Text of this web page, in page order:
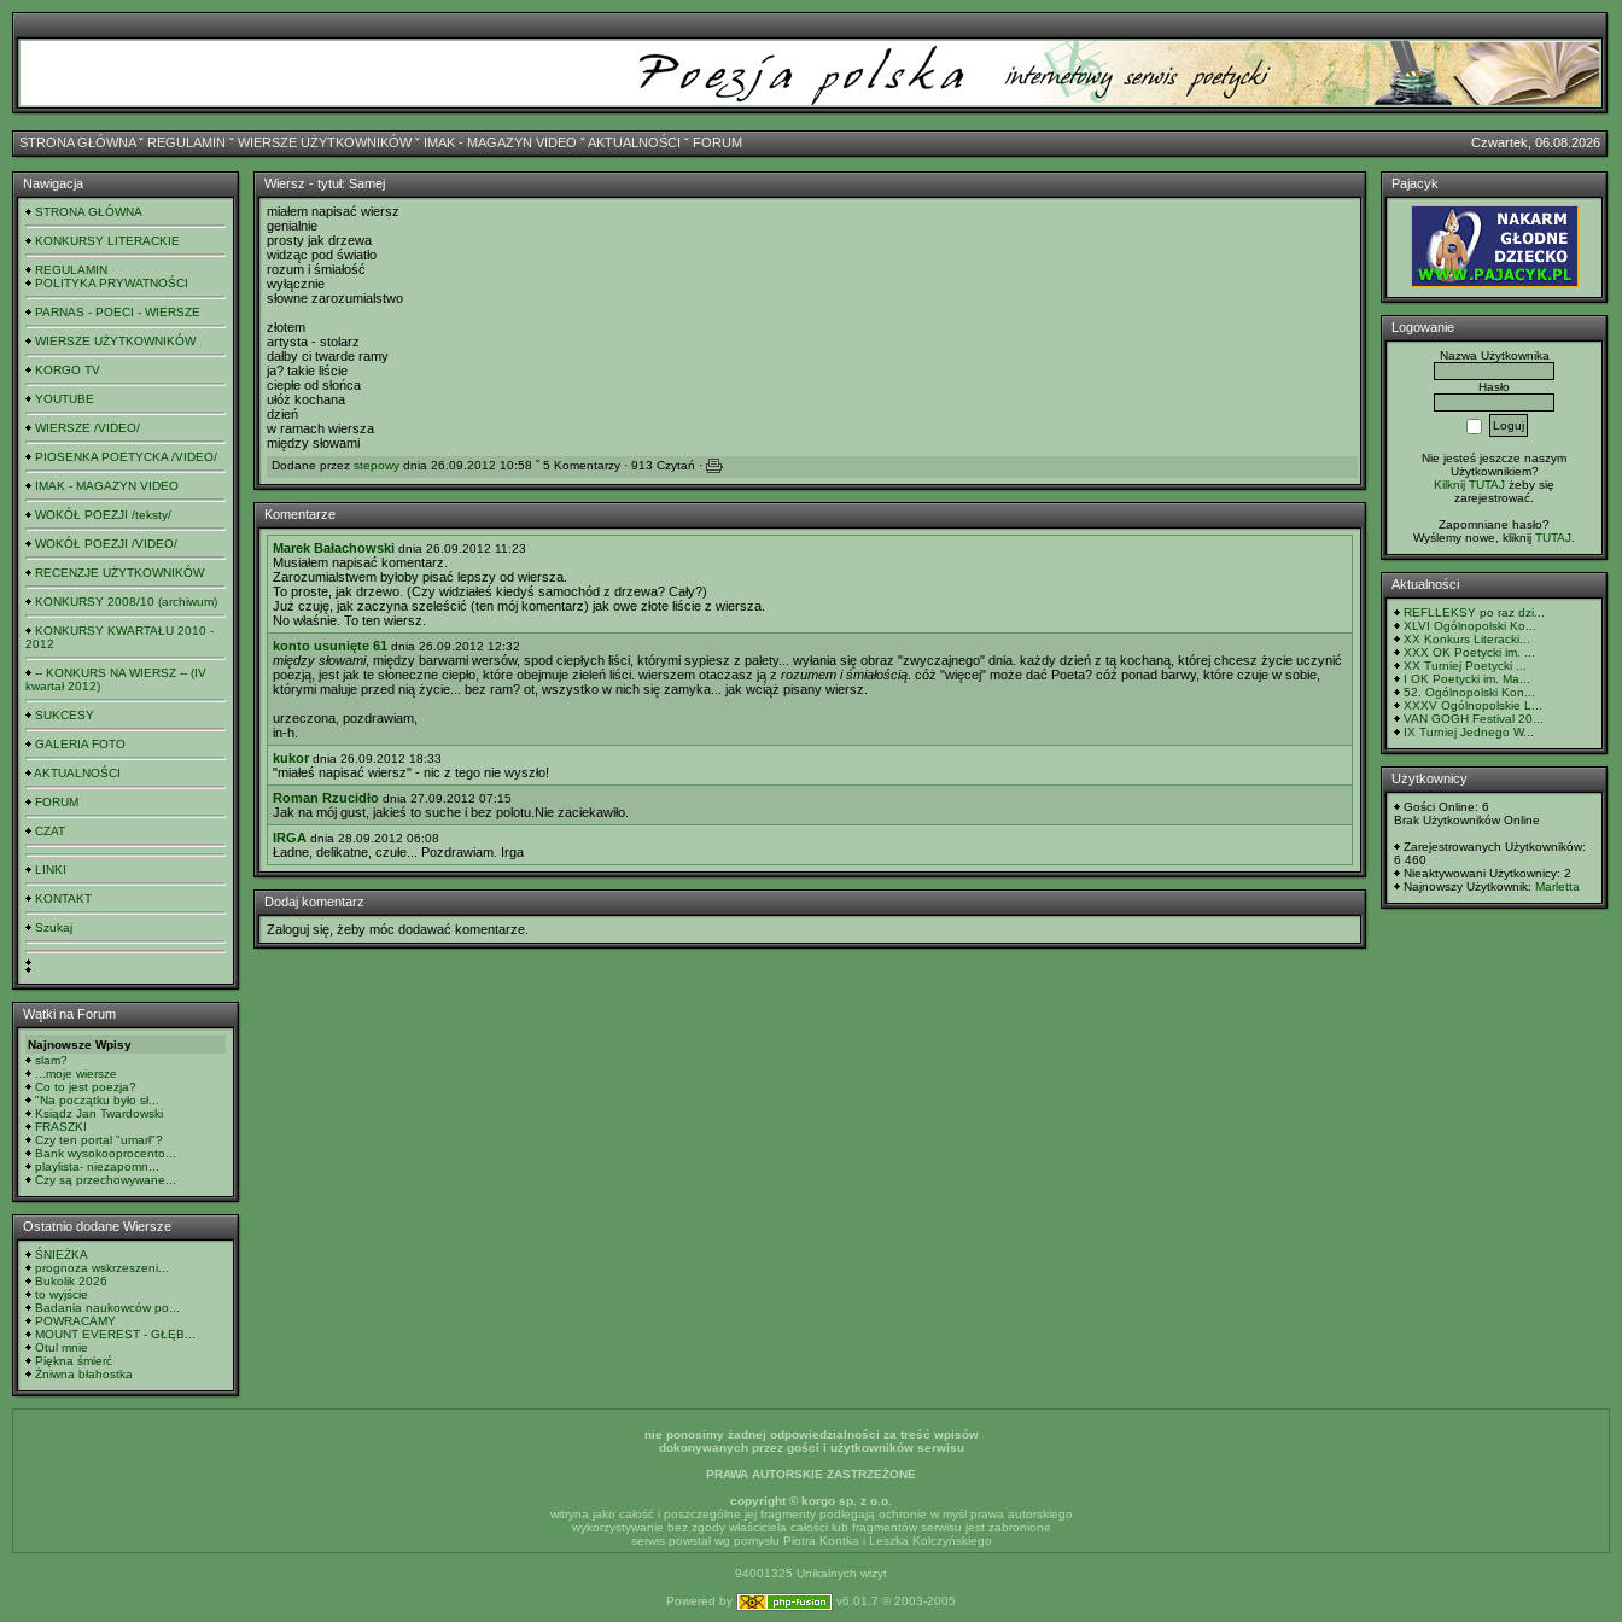
STRONA GŁÓWNAˇ REGULAMIN ˇ WIERSZE UŻYTKOWNIKÓWˇ IMAK - MAGAZYN VIDEO ˇAKTUALNOŚCI ˇ FORUM Czwartek, 06.08.2026
Nawigacja
STRONA GŁÓWNA
KONKURSY LITERACKIE
REGULAMIN
POLITYKA PRYWATNOŚCI
PARNAS - POECI - WIERSZE
WIERSZE UŻYTKOWNIKÓW
KORGO TV
YOUTUBE
WIERSZE /VIDEO/
PIOSENKA POETYCKA /VIDEO/
IMAK - MAGAZYN VIDEO
WOKÓŁ POEZJI /teksty/
WOKÓŁ POEZJI /VIDEO/
RECENZJE UŻYTKOWNIKÓW
KONKURSY 2008/10 (archiwum)
KONKURSY KWARTAŁU 2010 -
2012
-- KONKURS NA WIERSZ -- (IV
kwartał 2012)
SUKCESY
GALERIA FOTO
AKTUALNOŚCI
FORUM
CZAT
LINKI
KONTAKT
Szukaj
Wątki na Forum
Najnowsze Wpisy
slam?
...moje wiersze
Co to jest poezja?
"Na początku było sł...
Ksiądz Jan Twardowski
FRASZKI
Czy ten portal "umarł"?
Bank wysokooprocento...
playlista- niezapomn...
Czy są przechowywane...
Ostatnio dodane Wiersze
ŚNIEŻKA
prognoza wskrzeszeni...
Bukolik 2026
to wyjście
Badania naukowców po...
POWRACAMY
MOUNT EVEREST - GŁĘB...
Otul mnie
Piękna śmierć
Żniwna błahostka
Wiersz - tytuł: Samej
miałem napisać wiersz
genialnie
prosty jak drzewa
widząc pod światło
rozum i śmiałość
wyłącznie
słowne zarozumialstwo
złotem
artysta - stolarz
dałby ci twarde ramy
ja? takie liście
ciepłe od słońca
ułóż kochana
dzień
w ramach wiersza
między słowami
Dodane przez stepowy dnia 26.09.2012 10:58 ˇ 5 Komentarzy · 913 Czytań ·
Komentarze
Marek Bałachowski dnia 26.09.2012 11:23
Musiałem napisać komentarz.
Zarozumialstwem byłoby pisać lepszy od wiersza.
To proste, jak drzewo. (Czy widziałeś kiedyś samochód z drzewa? Cały?)
Już czuję, jak zaczyna szeleścić (ten mój komentarz) jak owe złote liście z wiersza.
No właśnie. To ten wiersz.
konto usunięte 61 dnia 26.09.2012 12:32
między słowami, między barwami wersów, spod ciepłych liści, którymi sypiesz z palety... wyłania się obraz "zwyczajnego" dnia. każdy dzień z tą kochaną, której chcesz życie uczynić
poezją, jest jak te słoneczne ciepło, które obejmuje zieleń liści. wierszem otaczasz ją z rozumem i śmiałością . cóż "więcej" może dać Poeta? cóż ponad barwy, które czuje w sobie,
którymi maluje przed nią życie... bez ram? ot, wszystko w nich się zamyka... jak wciąż pisany wiersz.
urzeczona, pozdrawiam,
in-h.
kukor dnia 26.09.2012 18:33
"miałeś napisać wiersz" - nic z tego nie wyszło!
Roman Rzucidło dnia 27.09.2012 07:15
Jak na mój gust, jakieś to suche i bez polotu.Nie zaciekawiło.
IRGA dnia 28.09.2012 06:08
Ładne, delikatne, czułe... Pozdrawiam. Irga
Dodaj komentarz
Zaloguj się, żeby móc dodawać komentarze.
Pajacyk
Logowanie
Nazwa Użytkownika
Hasło
Nie jesteś jeszcze naszym
Użytkownikiem?
Kilknij TUTAJ żeby się
zarejestrować.
Zapomniane hasło?
Wyślemy nowe, kliknij TUTAJ
Aktualności
REFLLEKSY po raz dzi...
XLVI Ogólnopolski Ko...
XX Konkurs Literacki...
XXX OK Poetycki im. ...
XX Turniej Poetycki ...
I OK Poetycki im. Ma...
52. Ogólnopolski Kon...
XXXV Ogólnopolskie L...
VAN GOGH Festival 20...
IX Turniej Jednego W...
Użytkownicy
Gości Online: 6
Brak Użytkowników Online
Zarejestrowanych Użytkowników:
6 460
Nieaktywowani Użytkownicy: 2
Najnowszy Użytkownik: Marletta
nie ponosimy żadnej odpowiedzialności za treść wpisów
dokonywanych przez gości i użytkowników serwisu
PRAWA AUTORSKIE ZASTRZEŻONE
copyright © korgo sp. z o.o.
witryna jako całość i poszczególne jej fragmenty podlegają ochronie w myśl prawa autorskiego
wykorzystywanie bez zgody właściciela całości lub fragmentów serwisu jest zabronione
serwis powstał wg pomysłu Piotra Kontka i Leszka Kolczyńskiego
94001325 Unikalnych wizyt
Powered by v6.01.7 © 2003-2005